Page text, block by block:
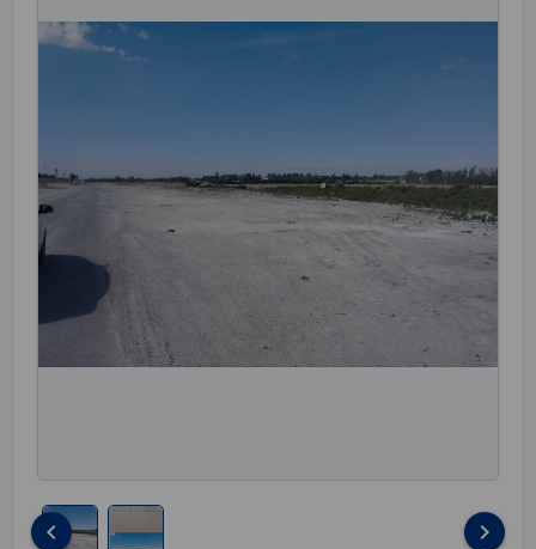
keyboard_arrow_left keyboard_arrow_right